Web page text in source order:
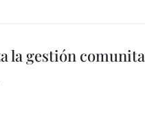
la gestión